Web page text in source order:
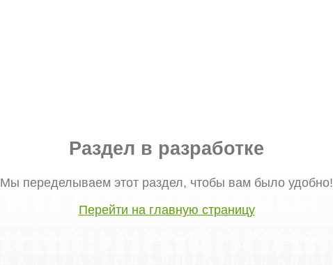
Раздел в разработке
Мы переделываем этот раздел, чтобы вам было удобно!
Перейти на главную страницу